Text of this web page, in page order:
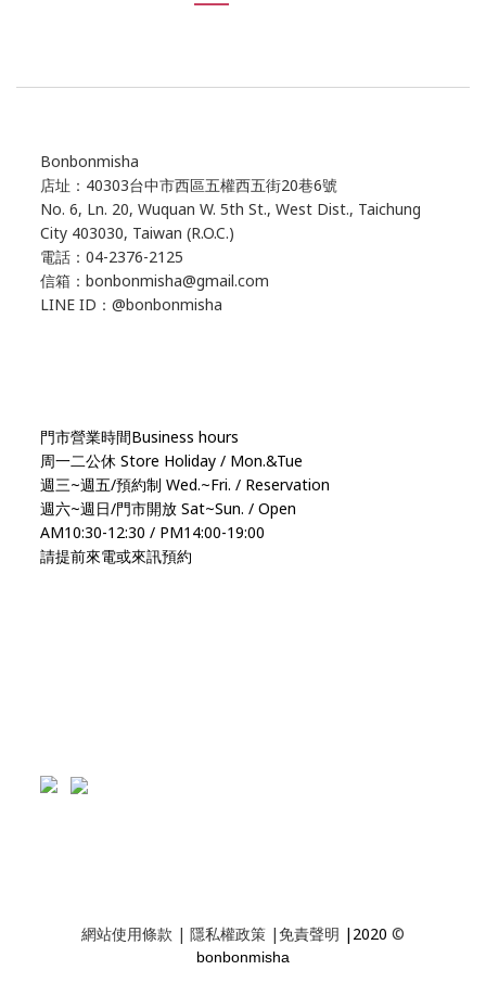
Bonbonmisha
店址：40303台中市西區五權西五街20巷6號
No. 6, Ln. 20, Wuquan W. 5th St., West Dist., Taichung
City 403030, Taiwan (R.O.C.)
電話：04-2376-2125
信箱：bonbonmisha@gmail.com
LINE ID：@bonbonmisha
門市營業時間Business hours
周一二公休 Store Holiday / Mon.&Tue
週三~週五/預約制 Wed.~Fri. / Reservation
週六~週日/門市開放 Sat~Sun. / Open
AM10:30-12:30 / PM14:00-19:00
請提前來電或來訊預約
網站使用條款 | 隱私權政策 |免責聲明 |2020 ©
bonbonmisha